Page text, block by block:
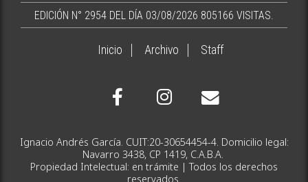
EDICIÓN N° 2954 DEL DÍA 03/08/2026 805166 VISITAS.
Inicio Archivo Staff
Ignacio Andrés García. CUIT:20-30654454-4. Domicilio legal:
Navarro 3438, CP 1419, C.A.B.A.
Propiedad Intelectual: en trámite | Todos los derechos
reservados.